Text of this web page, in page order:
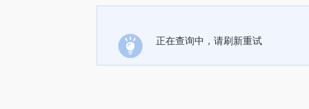
正在查询中，请刷新重试